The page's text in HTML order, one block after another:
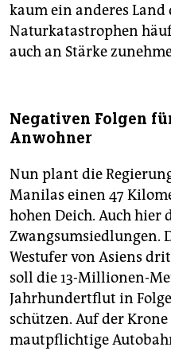
kaum ein anderes Land
Naturkatastrophen
auch an Stärke
Negativen Folgen
Anwohner
Nun plant die
Manilas einen 47
hohen Deich. Auch hier
Zwangsumsiedlungen.
Westufer von Asiens
soll die 13-Millionen-
Jahrhundertflut in
schützen. Auf der
mautpflichtige